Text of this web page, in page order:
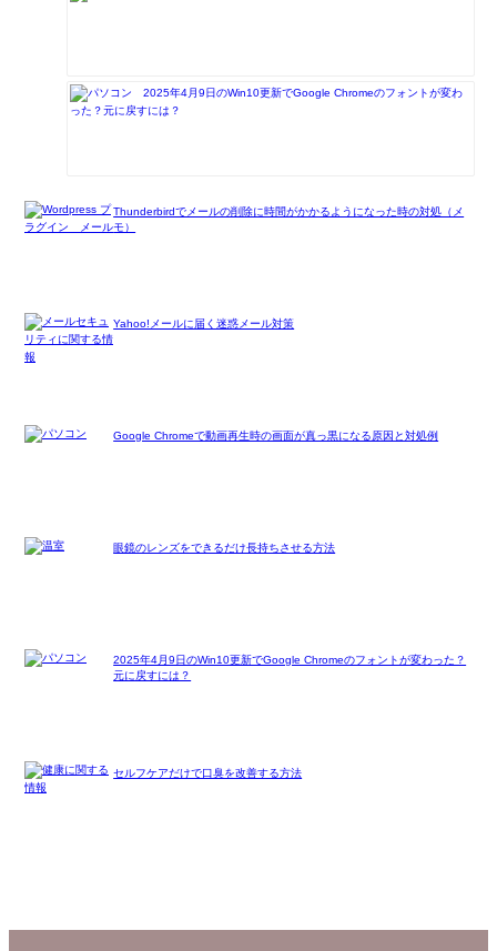
2025年4月9日のWin10更新でGoogle Chromeのフォントが変わ
った？元に戻すには？
Thunderbirdでメールの削除に時間がかかるようになった時の対処（メ
モ）
Yahoo!メールに届く迷惑メール対策
Google Chromeで動画再生時の画面が真っ黒になる原因と対処例
眼鏡のレンズをできるだけ長持ちさせる方法
2025年4月9日のWin10更新でGoogle Chromeのフォントが変わった？
元に戻すには？
セルフケアだけで口臭を改善する方法